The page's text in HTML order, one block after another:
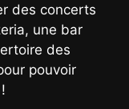
des concerts
une bar
des
pouvoir